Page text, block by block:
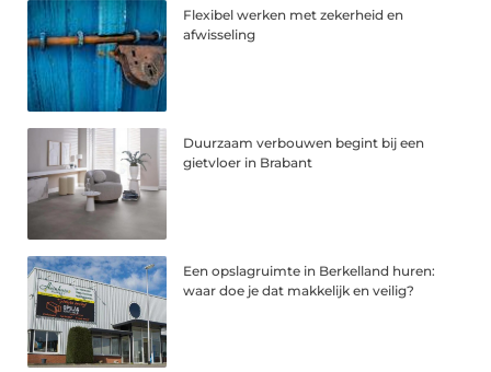
Flexibel werken met zekerheid en
afwisseling
Duurzaam verbouwen begint bij een
gietvloer in Brabant
Een opslagruimte in Berkelland huren:
waar doe je dat makkelijk en veilig?